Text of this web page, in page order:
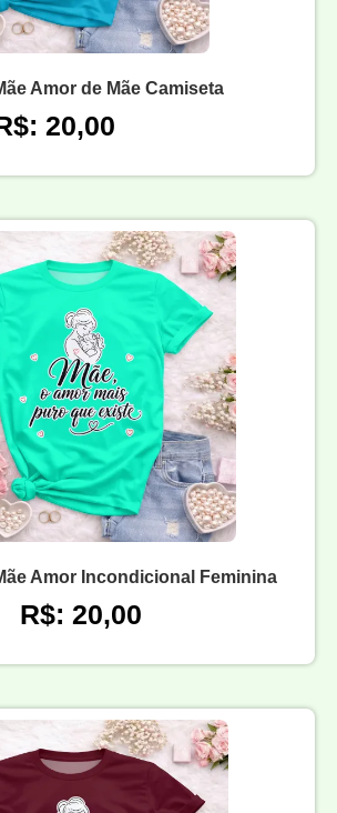
Amor de Mãe Camiseta
20,00
Amor Incondicional Feminina
R$: 20,00